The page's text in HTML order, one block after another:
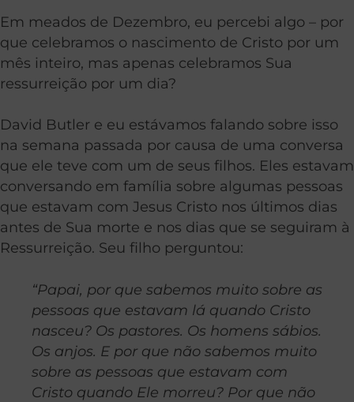
Em meados de Dezembro, eu percebi algo – por
que celebramos o nascimento de Cristo por um
mês inteiro, mas apenas celebramos Sua
ressurreição por um dia?
David Butler e eu estávamos falando sobre isso
na semana passada por causa de uma conversa
que ele teve com um de seus filhos. Eles estavam
conversando em família sobre algumas pessoas
que estavam com Jesus Cristo nos últimos dias
antes de Sua morte e nos dias que se seguiram à
Ressurreição. Seu filho perguntou:
“Papai, por que sabemos muito sobre as
pessoas que estavam lá quando Cristo
nasceu? Os pastores. Os homens sábios.
Os anjos. E por que não sabemos muito
sobre as pessoas que estavam com
Cristo quando Ele morreu? Por que não